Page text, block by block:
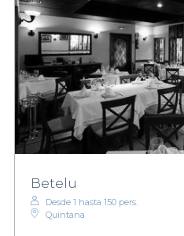
Betelu
Desde 1 hasta 150 pers.
Quintana